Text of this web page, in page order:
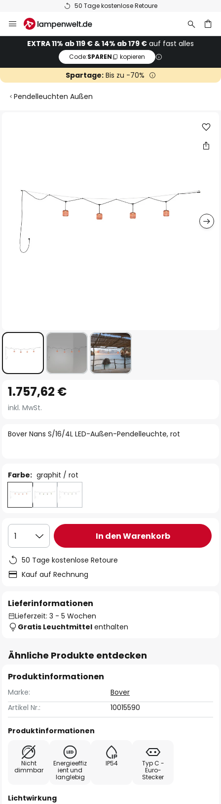
50 Tage kostenlose Retoure
Inhalt
springenEXTRA 11% ab 119 € & 14% ab 179 € auf fast alles
Code:SPAREN kopieren
Spartage:Bis zu -70%
Pendelleuchten Außen
Anfang
der
springen
Bover Nans S/16/4L LED-Außen-Pendelleuchte, rot
1.757,62 €
inkl. MwSt.
Farbe: graphit / rot
1 In den Warenkorb
50 Tage kostenlose Retoure
Kauf auf Rechnung
Lieferinformationen
Lieferzeit: 3 - 5 Wochen
Gratis Leuchtmittel enthalten
Ähnliche Produkte entdecken
Produktinformationen
Marke:
Bover
Artikel Nr.:
10015590
Produktinformationen
Nicht
dimmbar
Energieeffiz
ient und
langlebig
IP54
Typ C -
Euro-
Stecker
Lichtwirkung